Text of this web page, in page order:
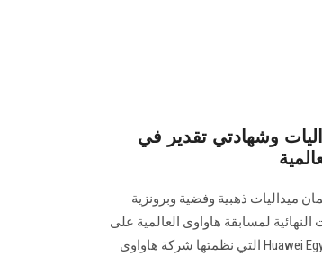
وشهادتي تقدير في
ميداليات ذهبية وفضية وبرونزية
لمسابقة هاواوى العالمية على
مستوى الجمهورية بعنوان Huawei Egypt ICT Competition 2019 التي نظمتها شركة هاواوى